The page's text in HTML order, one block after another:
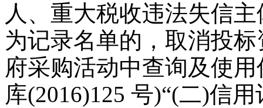
人、重大税收违法失信
为记录名单的，取消投
府采购活动中查询及使
库(2016)125 号)“(二)信